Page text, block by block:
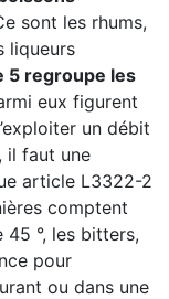
sont les rhums,
liqueurs
5 regroupe les
eux figurent
un débit
il faut une
article L3322-2
comptent
°, les bitters,
pour
ou dans une